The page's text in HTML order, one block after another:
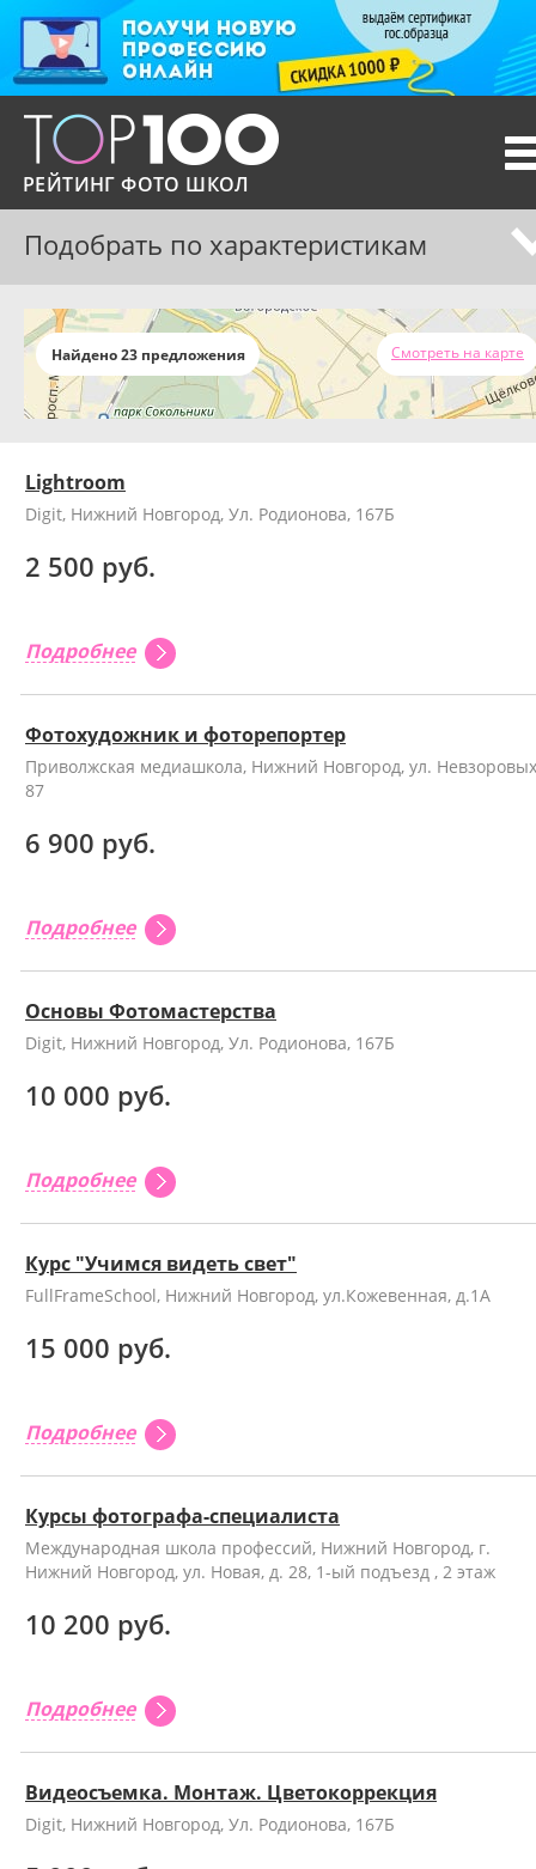
РЕЙТИНГ ФОТО ШКОЛ
Подобрать по характеристикам
Найдено 23 предложения Смотреть на карте
Lightroom
Digit, Нижний Новгород, Ул. Родионова, 167Б
2 500 руб.
Подробнее
Фотохудожник и фоторепортер
Приволжская медиашкола, Нижний Новгород, ул.
87
6 900 руб.
Подробнее
Основы Фотомастерства
Digit, Нижний Новгород, Ул. Родионова, 167Б
10 000 руб.
Подробнее
Курс "Учимся видеть свет"
FullFrameSchool, Нижний Новгород, ул.Кожевенная, д.1А
15 000 руб.
Подробнее
Курсы фотографа-специалиста
Международная школа профессий, Нижний Новгород, г.
Нижний Новгород, ул. Новая, д. 28, 1-ый подъезд , 2 этаж
10 200 руб.
Подробнее
Видеосъемка. Монтаж. Цветокоррекция
Digit, Нижний Новгород, Ул. Родионова, 167Б